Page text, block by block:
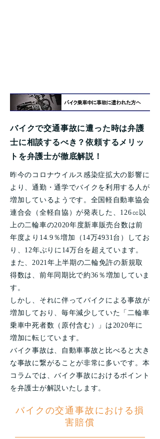
バイクで交通事故に遭った時は弁護
士に相談するべき？依頼するメリッ
トを弁護士が徹底解説！
昨今のコロナウイルス感染症拡大の影響に
より、通勤・通学でバイクを利用する人が
増加しているようです。全国軽自動車協会
連合会（全軽自協）が発表した、126㏄以
上の二輪車の2020年度新車販売台数は前
年度より14.9％増加（14万4931台）してお
り、12年ぶりに14万台を超えています。
また、2021年上半期の二輪免許の新規取
得数は、前年同期比で約36％増加していま
す。
しかし、それに伴ってバイクによる事故が
増加しており、毎年減少していた「二輪車
乗車中死者数（原付含む）」は2020年に
増加に転じています。
バイク事故は、自動車事故と比べると大き
な事故に繋がることが非常に多いです。本
コラムでは、バイク事故におけるポイント
を弁護士が解説いたします。
バイクの交通事故における損
害賠償